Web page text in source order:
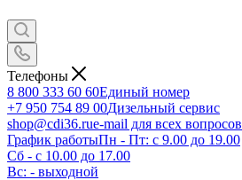
Телефоны
8 800 333 60 60Единый номер
+7 950 754 89 00Дизельный сервис
shop@cdi36.rue-mail для всех вопросов
График работыПн - Пт: с 9.00 до 19.00
Сб - с 10.00 до 17.00
Вс: - выходной